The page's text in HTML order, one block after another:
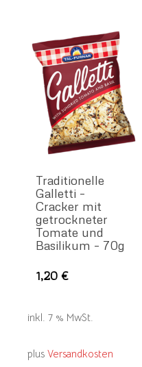
Traditionelle
Galletti –
Cracker mit
getrockneter
Tomate und
Basilikum – 70g
1,20€
inkl. 7 % MwSt.
plus Versandkosten